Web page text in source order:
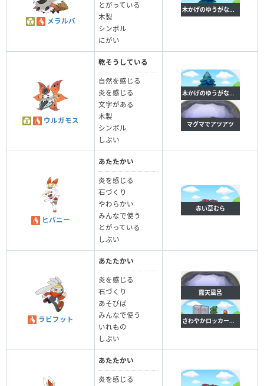
メラルバ
とがっている
木製
シンボル
にがい
木かげのゆうがな花畑
ウルガモス
乾そうしている
自然を感じる
炎を感じる
文字がある
木製
シンボル
しぶい
木かげのゆうがな花畑
マグマでアツアツ
ヒバニー
あたたかい
炎を感じる
石づくり
やわらかい
みんなで使う
とがっている
しぶい
赤い草むら
ラビフット
あたたかい
炎を感じる
石づくり
あそびば
みんなで使う
いれもの
しぶい
露天風呂
さわやかロッカールーム
あたたかい
炎を感じる